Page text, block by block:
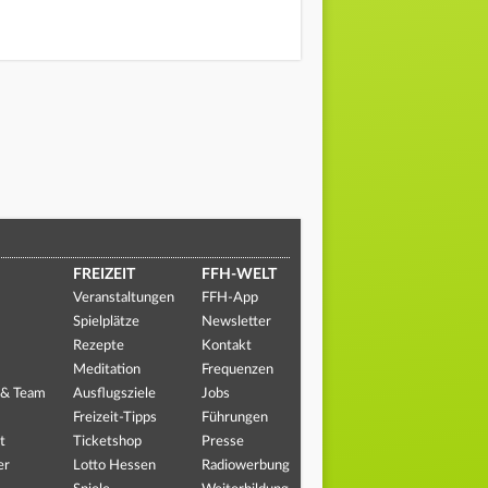
Team
FREIZEIT
Veranstaltungen
Spielplätze
Rezepte
Meditation
Ausflugsziele
Freizeit-Tipps
Ticketshop
Lotto Hessen
FFH-WELT
FFH-App
Newsletter
Kontakt
Frequenzen
Jobs
Führungen
Presse
Radiowerbung